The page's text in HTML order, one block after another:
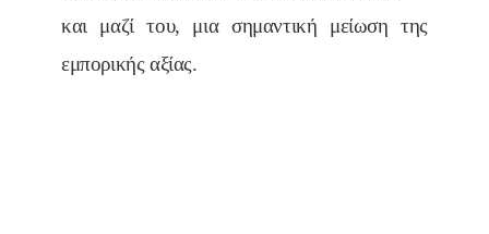
και μαζί του, μια σημαντική μείωση της
εμπορικής αξίας.